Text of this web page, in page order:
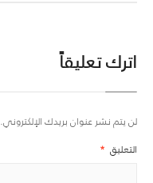
اترك تعليقاً
لن يتم نشر عنوان بريدك الإلكتروني.
التعليق *